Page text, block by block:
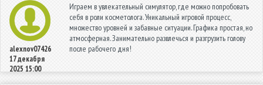
alexnov07426
17 декабря
2025 15:00
Играем в увлекательный симулятор, где можно попробовать
себя в роли косметолога. Уникальный игровой процесс,
множество уровней и забавные ситуации. Графика простая, но
атмосферная. Занимательно развлечься и разгрузить голову
после рабочего дня!